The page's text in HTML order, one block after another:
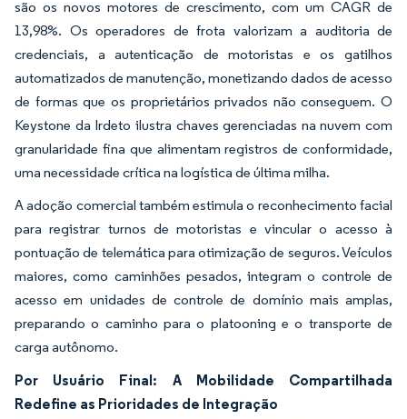
são os novos motores de crescimento, com um CAGR de
13,98%. Os operadores de frota valorizam a auditoria de
credenciais, a autenticação de motoristas e os gatilhos
automatizados de manutenção, monetizando dados de acesso
de formas que os proprietários privados não conseguem. O
Keystone da Irdeto ilustra chaves gerenciadas na nuvem com
granularidade fina que alimentam registros de conformidade,
uma necessidade crítica na logística de última milha.
A adoção comercial também estimula o reconhecimento facial
para registrar turnos de motoristas e vincular o acesso à
pontuação de telemática para otimização de seguros. Veículos
maiores, como caminhões pesados, integram o controle de
acesso em unidades de controle de domínio mais amplas,
preparando o caminho para o platooning e o transporte de
carga autônomo.
Por Usuário Final: A Mobilidade Compartilhada
Redefine as Prioridades de Integração